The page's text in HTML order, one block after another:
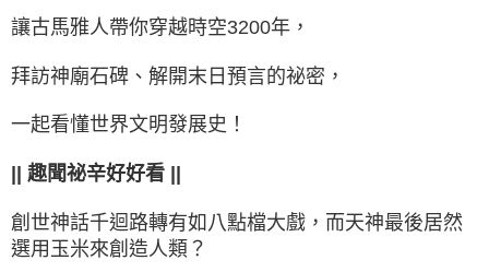
讓古馬雅人帶你穿越時空3200年，
拜訪神廟石碑、解開末日預言的祕密，
一起看懂世界文明發展史！
|| 趣聞祕辛好好看 ||
創世神話千迴路轉有如八點檔大戲，而天神最後居然
選用玉米來創造人類？